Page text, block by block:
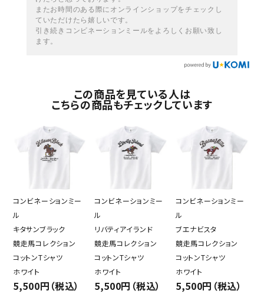
またお時間のある際にオンラインショップをチェックし
ていただけたら嬉しいです。
引き続きコンビネーションミールをよろしくお願い致し
ます。
この商品を見ている人は
こちらの商品もチェックしています
コンビネーションミー
ル
キタサンブラック
競走馬コレクション
コットンTシャツ
ホワイト
5,500円（税込）
コンビネーションミー
ル
リバティアイランド
競走馬コレクション
コットンTシャツ
ホワイト
5,500円（税込）
コンビネーションミー
ル
ブエナビスタ
競走馬コレクション
コットンTシャツ
ホワイト
5,500円（税込）